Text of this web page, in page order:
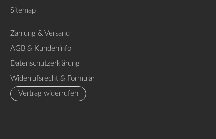
Sitemap
Zahlung & Versand
AGB & Kundeninfo
Datenschutzerklärung
Widerrufsrecht & Formular
Vertrag widerrufen